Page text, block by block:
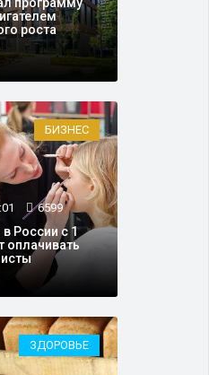
ОБЩЕСТВО
роста
БИЗНЕС
6599
России с 1
оплачивать
ЗДОРОВЬЕ